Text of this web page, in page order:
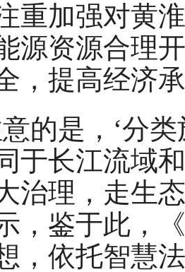
重加强对黄
源资源合理
，提高经济
的是，‘分
于长江流域
治理，走生
，鉴于此，
，依托智慧